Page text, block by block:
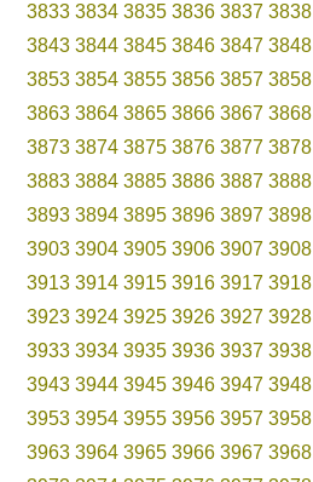
3833 3834 3835 3836 3837 3838
3843 3844 3845 3846 3847 3848
3853 3854 3855 3856 3857 3858
3863 3864 3865 3866 3867 3868
3873 3874 3875 3876 3877 3878
3883 3884 3885 3886 3887 3888
3893 3894 3895 3896 3897 3898
3903 3904 3905 3906 3907 3908
3913 3914 3915 3916 3917 3918
3923 3924 3925 3926 3927 3928
3933 3934 3935 3936 3937 3938
3943 3944 3945 3946 3947 3948
3953 3954 3955 3956 3957 3958
3963 3964 3965 3966 3967 3968